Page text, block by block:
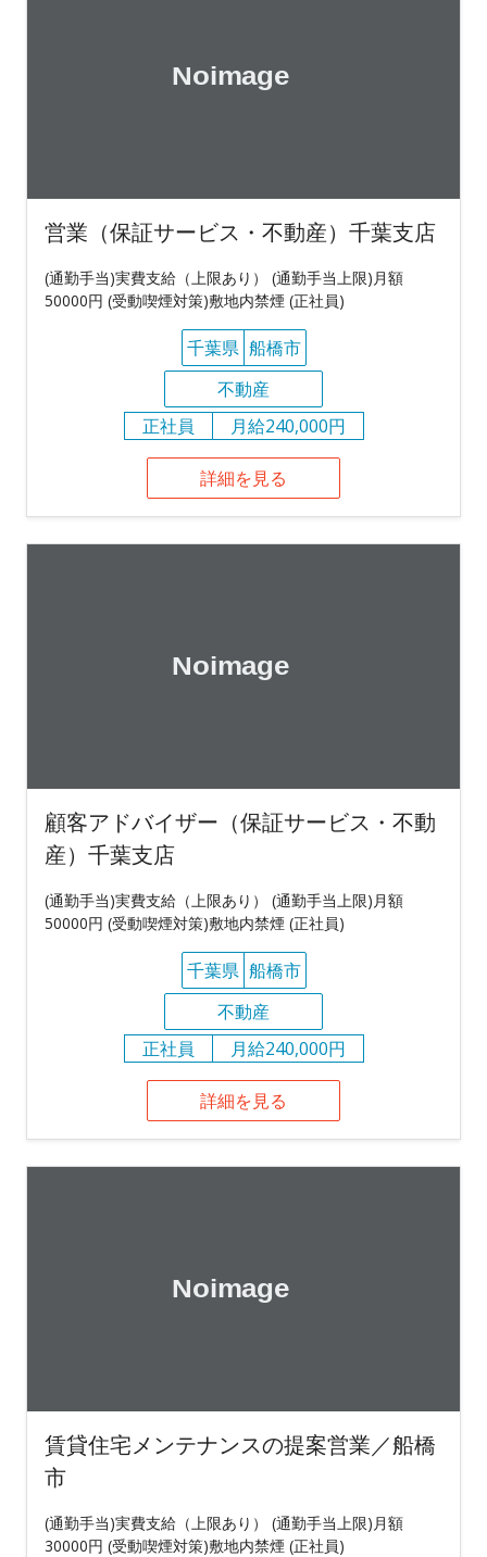
営業（保証サービス・不動産）千葉支店
(通勤手当)実費支給（上限あり） (通勤手当上限)月額
50000円 (受動喫煙対策)敷地内禁煙 (正社員)
千葉県 船橋市
不動産
正社員
月給240,000円
詳細を見る
顧客アドバイザー（保証サービス・不動
産）千葉支店
(通勤手当)実費支給（上限あり） (通勤手当上限)月額
50000円 (受動喫煙対策)敷地内禁煙 (正社員)
千葉県 船橋市
不動産
正社員
月給240,000円
詳細を見る
賃貸住宅メンテナンスの提案営業／船橋
市
(通勤手当)実費支給（上限あり） (通勤手当上限)月額
30000円 (受動喫煙対策)敷地内禁煙 (正社員)